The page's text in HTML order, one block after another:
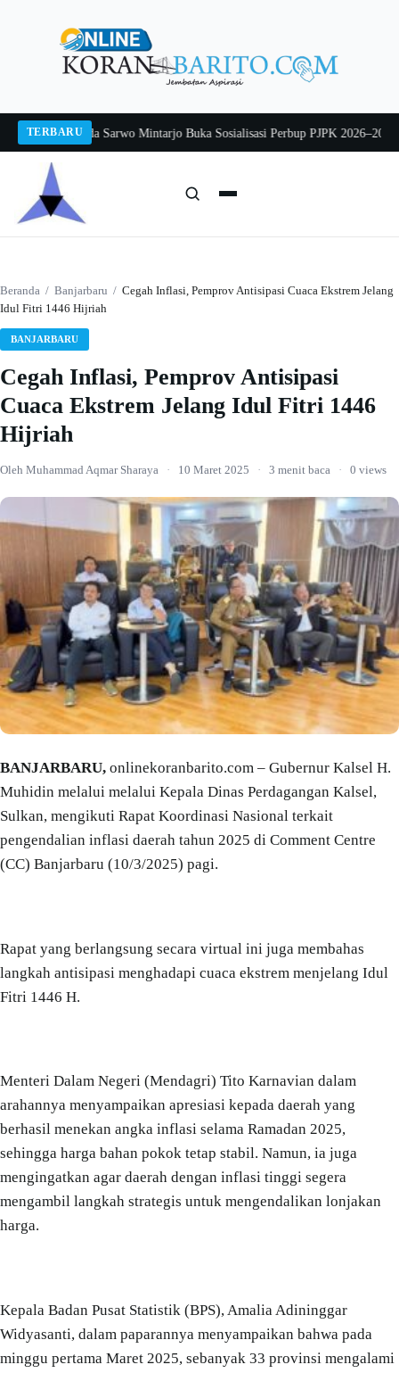
TERBARU
Pj Sekda Sarwo Mintarjo Buka Sosialisasi Perbup PJPK 2026–2030
Beranda / Banjarbaru / Cegah Inflasi, Pemprov Antisipasi Cuaca Ekstrem Jelang
Idul Fitri 1446 Hijriah
BANJARBARU
Cegah Inflasi, Pemprov Antisipasi
Cuaca Ekstrem Jelang Idul Fitri 1446
Hijriah
Oleh Muhammad Aqmar Sharaya · 10 Maret 2025 · 3 menit baca · 0 views
BANJARBARU, onlinekoranbarito.com – Gubernur Kalsel H.
Muhidin melalui melalui Kepala Dinas Perdagangan Kalsel,
Sulkan, mengikuti Rapat Koordinasi Nasional terkait
pengendalian inflasi daerah tahun 2025 di Comment Centre
(CC) Banjarbaru (10/3/2025) pagi.
Rapat yang berlangsung secara virtual ini juga membahas
langkah antisipasi menghadapi cuaca ekstrem menjelang Idul
Fitri 1446 H.
Menteri Dalam Negeri (Mendagri) Tito Karnavian dalam
arahannya menyampaikan apresiasi kepada daerah yang
berhasil menekan angka inflasi selama Ramadan 2025,
sehingga harga bahan pokok tetap stabil. Namun, ia juga
mengingatkan agar daerah dengan inflasi tinggi segera
mengambil langkah strategis untuk mengendalikan lonjakan
harga.
Kepala Badan Pusat Statistik (BPS), Amalia Adininggar
Widyasanti, dalam paparannya menyampaikan bahwa pada
minggu pertama Maret 2025, sebanyak 33 provinsi mengalami